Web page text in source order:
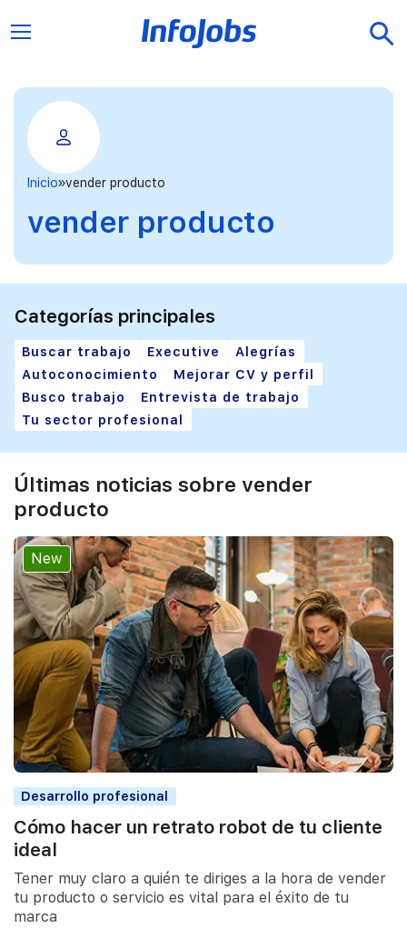
Inicio vender producto
vender producto
Categorías principales
Buscar trabajo Executive
Alegrías
Autoconocimiento
Mejorar CV y perfil
Busco trabajo
Entrevista de trabajo
Tu sector profesional
Últimas noticias sobre vender
producto
New
Desarrollo profesional
Cómo hacer un retrato robot de tu cliente
ideal
Tener muy claro a quién te diriges a la hora de vender
tu producto o servicio es vital para el éxito de tu
marca